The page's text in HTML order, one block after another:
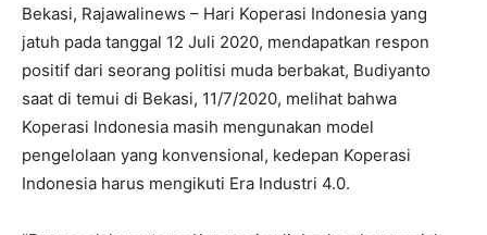
Bekasi, Rajawalinews – Hari Koperasi Indonesia yang
jatuh pada tanggal 12 Juli 2020, mendapatkan respon
positif dari seorang politisi muda berbakat, Budiyanto
saat di temui di Bekasi, 11/7/2020, melihat bahwa
Koperasi Indonesia masih mengunakan model
pengelolaan yang konvensional, kedepan Koperasi
Indonesia harus mengikuti Era Industri 4.0.